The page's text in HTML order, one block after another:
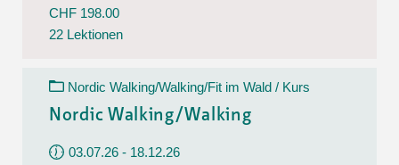
CHF 198.00
22 Lektionen
Nordic Walking/Walking/Fit im Wald / Kurs
Nordic Walking/Walking
03.07.26 - 18.12.26